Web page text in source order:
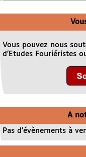
Vous pouvez nous
d’Etudes Fouriéristes
A
Pas d’évènements à